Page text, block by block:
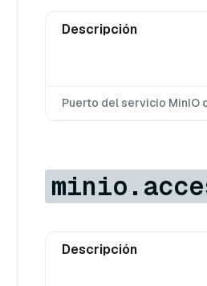
Descripción
Puerto del servicio MinIO
Descripción